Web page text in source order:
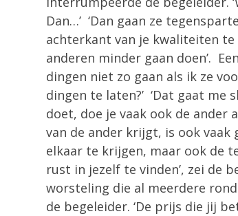
Dan…’ ‘Dan gaan ze
achterkant van je kwaliteiten te
anderen minder gaan doen’.
dingen niet zo gaan als ik ze
dingen te laten?’ ‘Dat gaat me
doet, doe je vaak ook de ander
van de ander krijgt, is ook vaak
elkaar te krijgen, maar ook de
rust in jezelf te vinden’, zei de
worsteling die al meerdere
de begeleider. ‘De prijs die jij